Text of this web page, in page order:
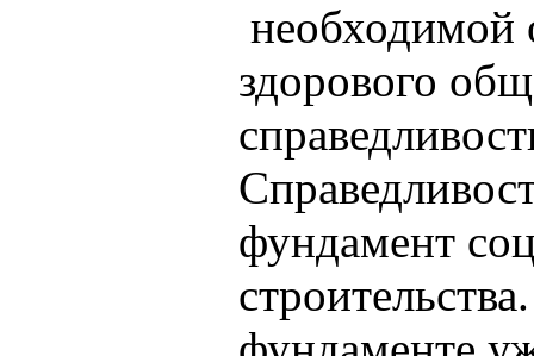
необходимой
здорового
фундамент